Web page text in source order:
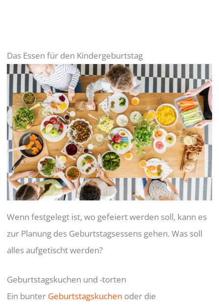
Das Essen für den Kindergeburtstag
Wenn festgelegt ist, wo gefeiert werden soll, kann es
zur Planung des Geburtstagsessens gehen. Was soll
alles aufgetischt werden?
Geburtstagskuchen und -torten
Ein bunter Geburtstagskuchen oder die